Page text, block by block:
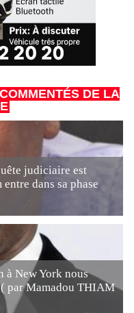
DE LA
judiciaire est
dans sa phase
à New York nous
par Mamadou THIAM